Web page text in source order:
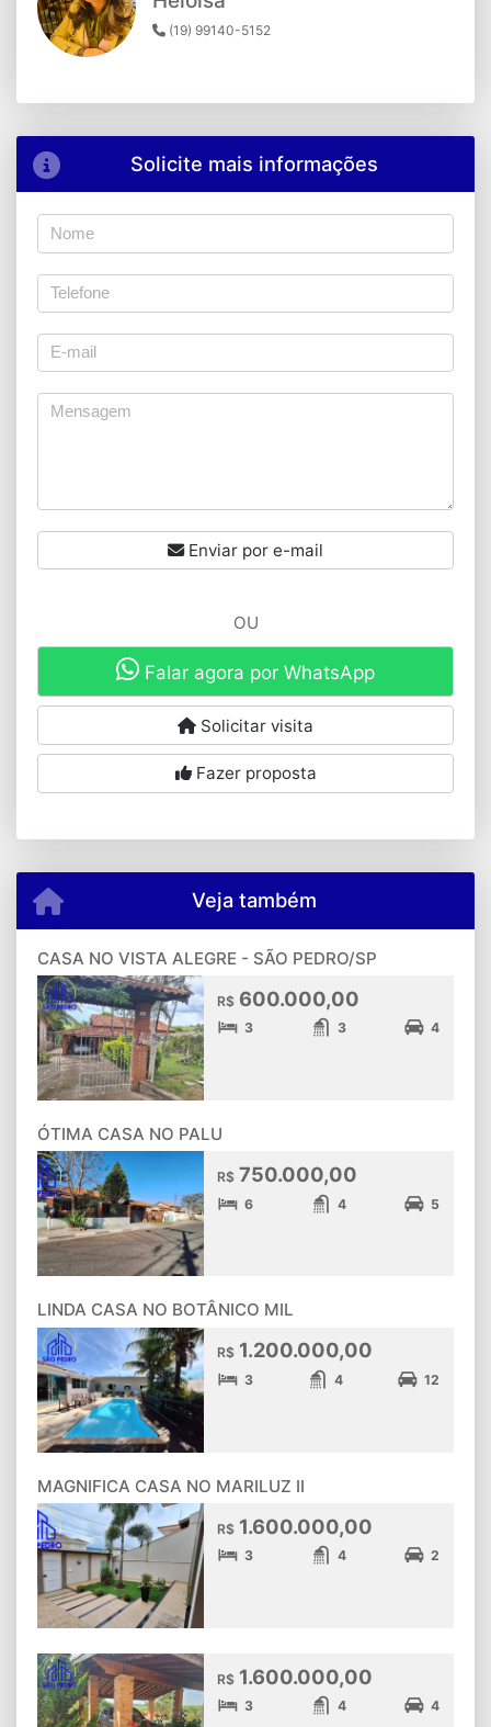
(19) 99140-5152
Solicite mais informações
Enviar por e-mail
OU
Falar agora por WhatsApp
Solicitar visita
Fazer proposta
Veja também
CASA NO VISTA ALEGRE - SÃO PEDRO/SP
R$ 600.000,00
3 3 4
ÓTIMA CASA NO PALU
R$ 750.000,00
6 4 5
LINDA CASA NO BOTÂNICO MIL
R$ 1.200.000,00
3 4 12
MAGNIFICA CASA NO MARILUZ II
R$ 1.600.000,00
3 4 2
R$ 1.600.000,00
3 4 4